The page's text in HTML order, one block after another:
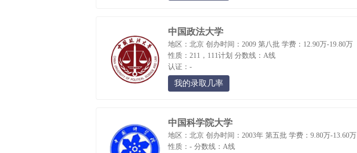
中国政法大学
地区：北京 创办时间：2009 第八批 学费：12.90万-19.80万
性质：211，111计划 分数线：A线
认证：-
我的录取几率
中国科学院大学
地区：北京 创办时间：2003年 第五批 学费：9.80万-13.60万
性质：- 分数线：A线